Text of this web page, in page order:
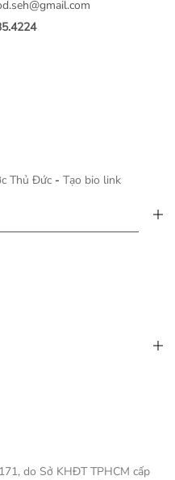
Thủ Đức - Tạo bio link
do Sở KHĐT TPHCM cấp